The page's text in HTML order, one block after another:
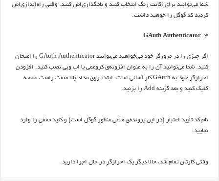
شما می‌توانید برای اکانت رنگ انتخاب کنید و نامگذاری‌اش کنید. وقتی راه‌اندازی‌اش
کردید کد گوگل را خوهید داشت.
GAuth Authenticator
اگر چیزی را در مرورگر خود می‌خواهید می‌توانید GAuth Authenticator را امتحان
کنید. شما می‌توانید آن را به عنوان افزونه‌ی کروممی یا اپ وبی نصب کنید. افزودن
احرازگر خود به GAuth کار آسانی است. ابتدا روی مداد بالا سمت راست صفحه
کلیک کنید و بعد گزینه Add را بزنید.
نام کد تأیید اعتبار (در این پرونده‌ی خاص منظور گوگل است) و کلید مخفی را وارد
نمایید.
وقتی کارتان تمام شد، حالا دیگر یک احرازگرِ در حال اجرا دارید.